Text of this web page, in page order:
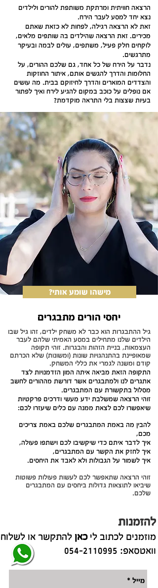
הרצאה חוויתית ומרתקת משותפת להורים ולילדים
נצא יחד למסע לעבר הירח.
זאת לא הרצאה רגילה, לפחות לא כזאת שאתם
מכירים. זאת הרצאה שהילדים בה שותפים מלאים,
לוקחים חלק פעיל, משתפים, עולים לבמה ובעיקר
מתרגשים.
נדבר על הירח של כל אחד, גם שלכם ההורים, על
החלומות והדרך להגשים אותם, איתור החוזקות
והצדדים המוארים והדרך לחיזוקם בבית. מה עושים
אם נופלים על כוכב במקום להגיע לירח ואיך לפתור
בעיות שצצות בלי התראה מוקדמת?
?מישהו שומע אותי
יחסי הורים מתבגרים
גיל ההתבגרות הוא כבר לא משחק ילדים, זהו גיל שבו
הילדים שלנו מתחילים במסע האמיתי שלהם לעבר
העצמאות, בניית הזהות והבגרות. זוהי תקופה
שמאופיינת בהתנהגויות שונות (ומשונות) שלא הכרתם
קודם ומשנה לגמרי את כללי המשחק.
התקופה הזאת מביאה איתה המון הזדמנויות לצד
אתגרים לנו ולמתבגרים אשר דורשת מההורים לחשב
מסלול בתקשורת עם המתבגרים.
זוהי הרצאה שמשלבת ידע מעשי ודרכים פרקטיות
שיאפשרו לכם לצאת ממנה עם כלים שיעזרו לכם:
להבין מה באמת המתבגרים שלכם באמת צריכים
מכם,
איך לדבר איתם כדי שיקשיבו לכם וישתפו פעולה,
איך לחזק את הקשר עם המתבגרים,
איך לשמור על הגבולות ולא לאבד את היחסים.
זוהי הרצאה שתאפשר לכם לעשות פעולות פשוטות
שיביאו לתוצאות גדולות ביחסים עם המתבגרים
שלכם.
להזמנות
מוזמנים לכתוב ליכאן להתקשר או לשלוח
וואטסאפ: 054-2110995